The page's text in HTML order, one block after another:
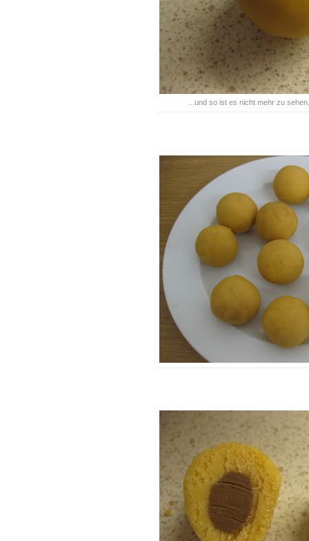
...und so ist es nicht mehr zu